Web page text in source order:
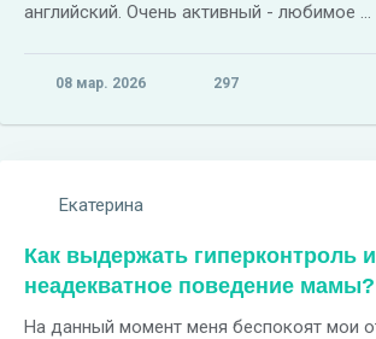
английский. Очень активный - любимое ...
08 мар. 2026 297
Екатерина
Как выдержать гиперконтроль и
неадекватное поведение мамы?
На данный момент меня беспокоят мои